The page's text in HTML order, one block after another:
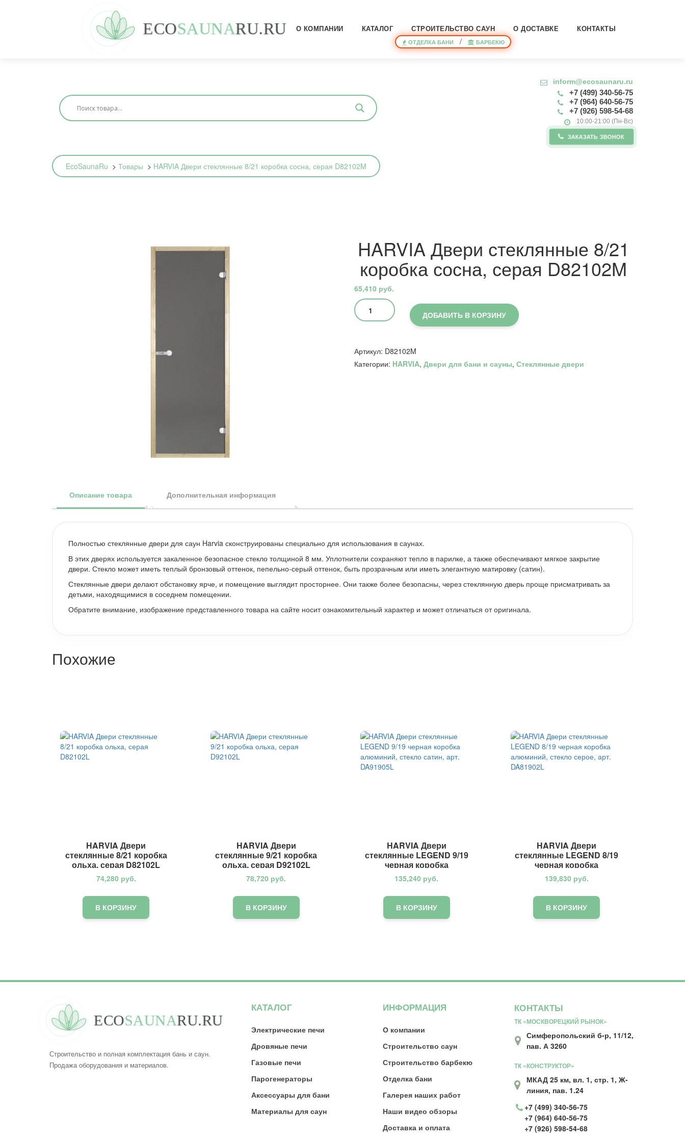
ECOSAUNARU.RU О КОМПАНИИ КАТАЛОГ СТРОИТЕЛЬСТВО САУН
ОТДЕЛКА БАНИ / БАРБЕКЮ
О ДОСТАВКЕ КОНТАКТЫ
inform@ecosaunaru.ru
+7 (499) 340-56-75
+7 (964) 640-56-75
+7 (926) 598-54-68
10:00-21:00 (Пн-Вс)
ЗАКАЗАТЬ ЗВОНОК
EcoSaunaRu > Товары > HARVIA Двери стеклянные 8/21 коробка сосна, серая D82102M
HARVIA Двери стеклянные 8/21
коробка сосна, серая D82102M
65,410руб.
Количество
товара
HARVIA
8/21
коробка
ДОБАВИТЬ В КОРЗИНУ
Артикул: D82102M
Категории: HARVIA, Двери для бани и сауны, Стеклянные двери
Описание товара Дополнительная информация
Полностью стеклянные двери для саун Harvia сконструированы специально для использования в саунах.
В этих дверях используется закаленное безопасное стекло толщиной 8 мм. Уплотнители сохраняют тепло в парилке, а также обеспечивают мягкое закрытие
двери. Стекло может иметь теплый бронзовый оттенок, пепельно-серый оттенок, быть прозрачным или иметь элегантную матировку (сатин).
Стеклянные двери делают обстановку ярче, и помещение выглядит просторнее. Они также более безопасны, через стеклянную дверь проще присматривать за
детьми, находящимися в соседнем помещении.
Обратите внимание, изображение представленного товара на сайте носит ознакомительный характер и может отличаться от оригинала.
Похожие
HARVIA Двери
стеклянные 8/21 коробка
ольха, серая D82102L
74,280руб.
В КОРЗИНУ
HARVIA Двери
стеклянные 9/21 коробка
ольха, серая D92102L
78,720 руб.
В КОРЗИНУ
HARVIA Двери
стеклянные LEGEND 9/19
черная коробка
алюминий, стекло сатин,
арт. DA91905L
135,240 руб.
В КОРЗИНУ
HARVIA Двери
стеклянные LEGEND 8/19
черная коробка
алюминий, стекло серое,
арт. DA81902L
139,830руб.
В КОРЗИНУ
ECOSAUNARU.RU
Строительство и полная комплектация бань и саун.
Продажа оборудования и материалов.
КАТАЛОГ
Электрические печи
Дровяные печи
Газовые печи
Парогенераторы
Аксессуары для бани
Материалы для саун
ИНФОРМАЦИЯ
О компании
Строительство саун
Строительство барбекю
Отделка бани
Галерея наших работ
Наши видео обзоры
Доставка и оплата
КОНТАКТЫ
ТК «МОСКВОРЕЦКИЙ РЫНОК»
Симферопольский б-р, 11/12,
пав. А 3260
ТК «КОНСТРУКТОР»
МКАД 25 км, вл. 1, стр. 1, Ж-
линия, пав. 1.24
+7 (499) 340-56-75
+7 (964) 640-56-75
+7 (926) 598-54-68